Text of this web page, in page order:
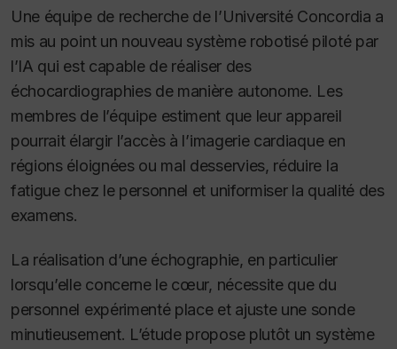
Une équipe de recherche de l’Université Concordia a
mis au point un nouveau système robotisé piloté par
l’IA qui est capable de réaliser des
échocardiographies de manière autonome. Les
membres de l’équipe estiment que leur appareil
pourrait élargir l’accès à l’imagerie cardiaque en
régions éloignées ou mal desservies, réduire la
fatigue chez le personnel et uniformiser la qualité des
examens.
La réalisation d’une échographie, en particulier
lorsqu’elle concerne le cœur, nécessite que du
personnel expérimenté place et ajuste une sonde
minutieusement. L’étude propose plutôt un système